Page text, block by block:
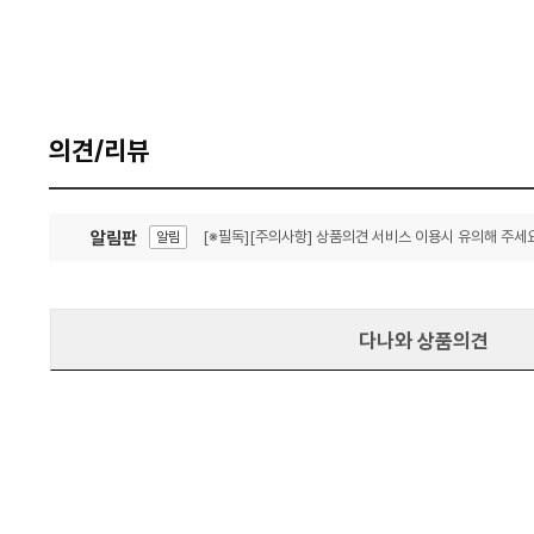
의견/리뷰
알림판 알림 [※필독][주의사항] 상품의견 서비스 이용시 유의해 주세
다나와 상품의견